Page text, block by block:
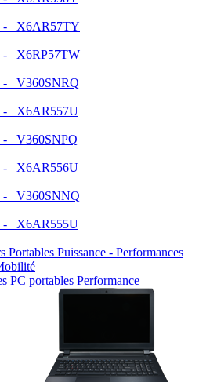
X6AR57TY
X6RP57TW
V360SNRQ
X6AR557U
V360SNPQ
X6AR556U
V360SNNQ
X6AR555U
PC portables Performance